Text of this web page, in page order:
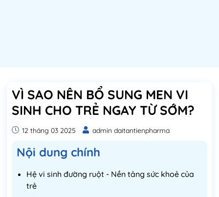
VÌ SAO NÊN BỔ SUNG MEN VI
SINH CHO TRẺ NGAY TỪ SỚM?
12 tháng 03 2025 admin daitantienpharma
Nội dung chính
Hệ vi sinh đường ruột - Nền tảng sức khoẻ của
trẻ